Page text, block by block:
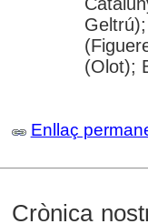
(Olot);
Enllaç
Crònica